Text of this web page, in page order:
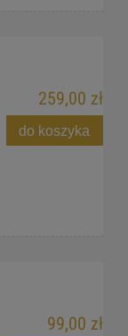
259,00 zł
do koszyka
99,00 zł